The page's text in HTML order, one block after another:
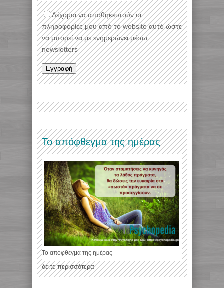
Δέχομαι να αποθηκευτούν οι
πληροφορίες μου από το website αυτό ώστε
να μπορεί να με ενημερώνει μέσω
newsletters
Το απόφθεγμα της ημέρας
Το απόφθεγμα της ημέρας
δείτε περισσότερα